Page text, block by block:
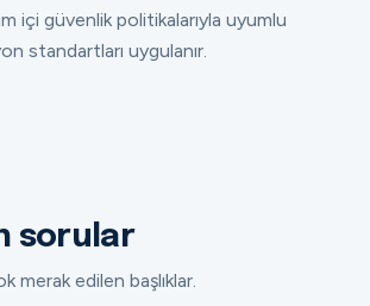
içi güvenlik politikalarıyla uyumlu
standartları uygulanır.
sorular
merak edilen başlıklar.